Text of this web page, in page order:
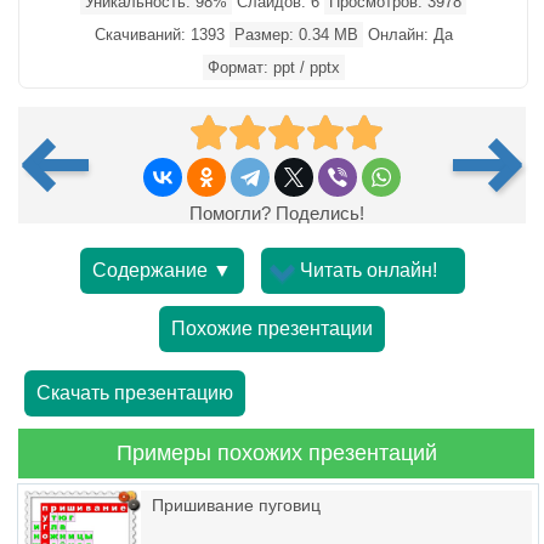
Скачиваний: 1393
Размер: 0.34 MB Онлайн: Да
Формат: ppt / pptx
Помогли? Поделись!
Содержание ▼ Читать онлайн!
Похожие презентации
Скачать презентацию
Примеры похожих презентаций
Пришивание пуговиц